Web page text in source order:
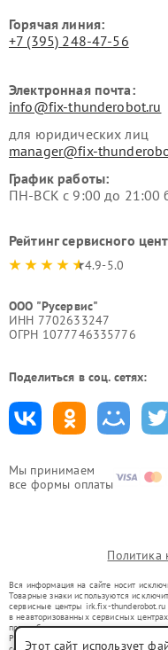
Мы принимаем
все формы оплаты
Горячая линия:
+7 (395) 248-47-56
Электронная почта:
info@fix-thunderobot.ru
для юридических лиц
manager@fix-
График работы:
ПН-ВСК с 9:00 до 21:00
Рейтинг сервисного
4.9-5.0
ООО "Русервис"
ИНН 7702633247
ОГРН 1077746335776
Поделиться в соц. сетях:
Политика
Вся информация на сайте носит
Товарные знаки используются
сервисные центры irk.fix-thunderobot.ru
в неавторизованных сервисных
правообладателями товарных знаков
Ремонт осуществляется для
Этот сайт использует